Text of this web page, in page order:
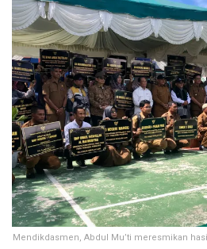
Mendikdasmen, Abdul Mu’ti meresmikan